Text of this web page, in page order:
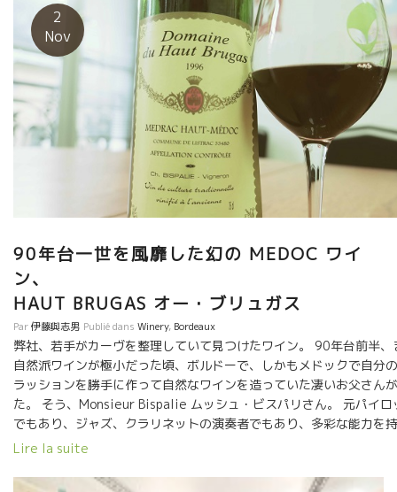
ニュの真髄とキャヴィアを楽しんだ。 一般のお客さんがボルドー
だけのワインツアーを組んでしまうとは、凄い時代になったもの
だ。 お話を聞くと、『久留米でワインスクールの後の飲み会で、
ボルドーのワインを飲んでいて、皆でボルドーに行こう！』 と決
定してしまったようです。 フルマラソンに出場する人もいたり、
皆さんの元気ぶりには驚かされました。 ワインは毎日、欠かさず
に飲んでいるとの、ことでした。 流石、九州の女性は凄い！！ ご
一緒させていただき有難うございました。 石橋さん、有難うござ
いました。 店をでるとシャンゼリゼ通り、凱旋門が美しくライト
アップされていました。
2
Nov
90年台一世を風靡した幻の MEDOC ワイ
ン
HAUT BRUGAS オー・ブリュガス
Par伊藤與志男 Publié dans Winery, Bordeaux
弊社、若手がカーヴを整理していて見つけたワイン。 90年台前半、
自然派ワインが極小だった頃、ボルドーで、しかもメドックで自分
ラッションを勝手に作って自然なワインを造っていた凄いお父さん
た。 そう、Monsieur Bispalie ムッシュ・ビスパリさん。 元パイロ
でもあり、ジャズ、クラリネットの演奏者でもあり、多彩な能力を
いた人気者。 行くと、庭で牛肉アントルコットを焼いてくれて、オ
ももう造っていない。幻のワインになってしまった。 まだ、数本残
Lire la suite